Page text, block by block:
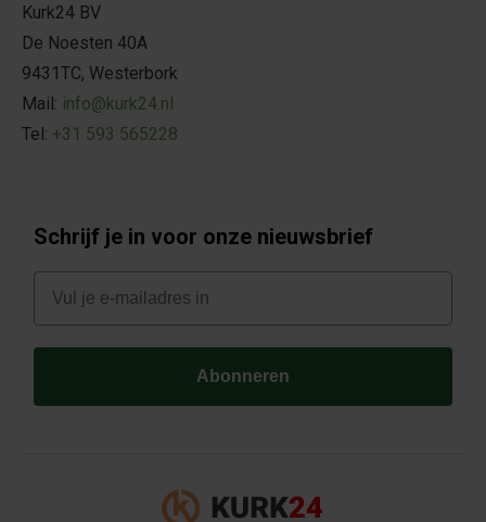
Kurk24 BV
De Noesten 40A
9431TC, Westerbork
Mail: info@kurk24.nl
Tel: +31 593 565228
Schrijf je in voor onze nieuwsbrief
E-mail
Abonneren